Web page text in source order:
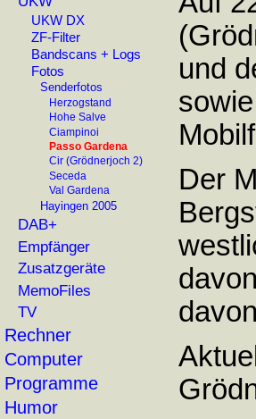
UKW DX
ZF-Filter
Bandscans + Logs
Fotos
Senderfotos
Herzogstand
Hohe Salve
Ciampinoi
Passo Gardena
Cir (Grödnerjoch 2)
Seceda
Val Gardena
Hayingen 2005
DAB+
Empfänger
Zusatzgeräte
MemoFiles
TV
Rechner
Computer
Programme
Humor
und
Der